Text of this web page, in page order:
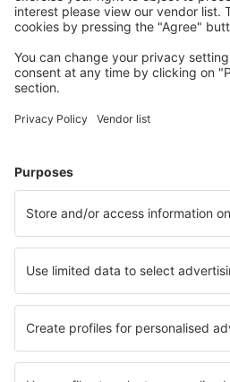
reizen
Vliegtickets
Verblijf
Vlucht+hotel
Hotels
Transfers
Attracties